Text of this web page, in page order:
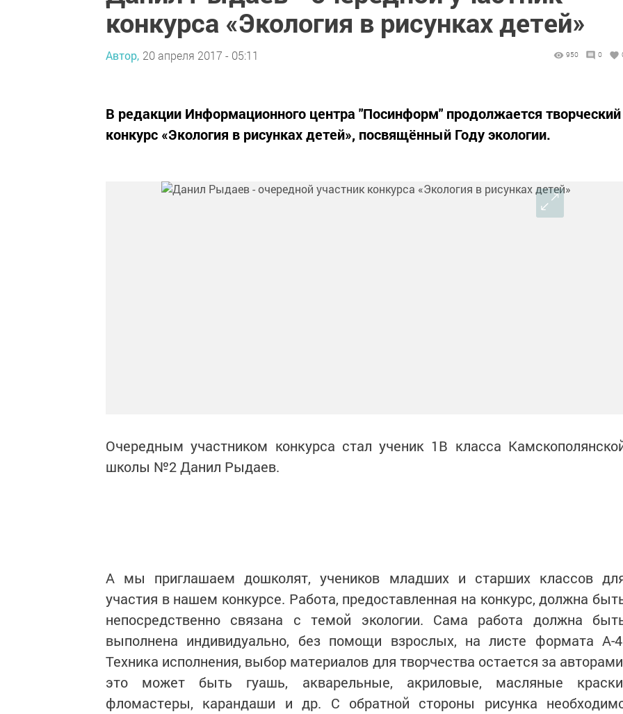
конкурса «Экология в рисунках детей»
Автор, 20 апреля 2017 - 05:11 950 0
В редакции Информационного центра "Посинформ" продолжается творческий
конкурс «Экология в рисунках детей», посвящённый Году экологии.
Очередным участником конкурса стал ученик 1В класса
школы №2 Данил Рыдаев.
А мы приглашаем дошколят, учеников младших и старших классов
участия в нашем конкурсе. Работа, предоставленная на конкурс, должна
непосредственно связана с темой экологии. Сама работа должна
выполнена индивидуально, без помощи взрослых, на листе формата А-
Техника исполнения, выбор материалов для творчества остается за
это может быть гуашь, акварельные, акриловые, масляные
фломастеры, карандаши и др. С обратной стороны рисунка